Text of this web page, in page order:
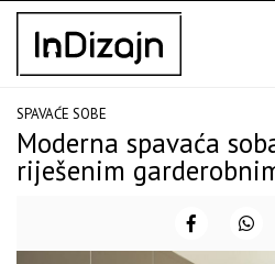
Skip
content
SPAVAĆE SOBE
Moderna spavaća
riješenim